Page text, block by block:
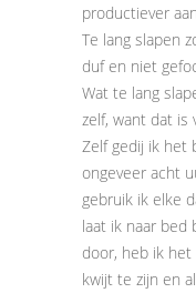
productiever
Te lang slapen
duf en niet
Wat te lang
zelf, want dat is
Zelf gedij ik het
ongeveer acht
gebruik ik elke
laat ik naar bed
door, heb ik
kwijt te zijn en